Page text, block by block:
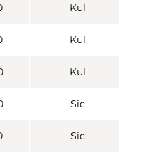
Kul
Kul
Kul
Sic
Sic